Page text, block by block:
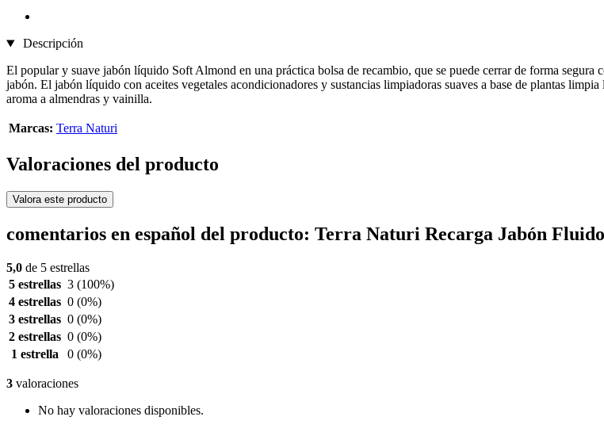
Descripción
El popular y suave jabón líquido Soft Almond en una práctica bolsa de recambio, que se puede cerrar de forma segura
jabón. El jabón líquido con aceites vegetales acondicionadores y sustancias limpiadoras suaves a base de plantas
aroma a almendras y vainilla.
Marcas: Terra Naturi
Valoraciones del producto
Valora este producto
comentarios en español del producto: Terra Naturi Recarga Jabón
5,0 de 5 estrellas
5 estrellas 3 (100%)
4 estrellas 0 (0%)
3 estrellas 0 (0%)
2 estrellas 0 (0%)
1 estrella
0 (0%)
3 valoraciones
No hay valoraciones disponibles.